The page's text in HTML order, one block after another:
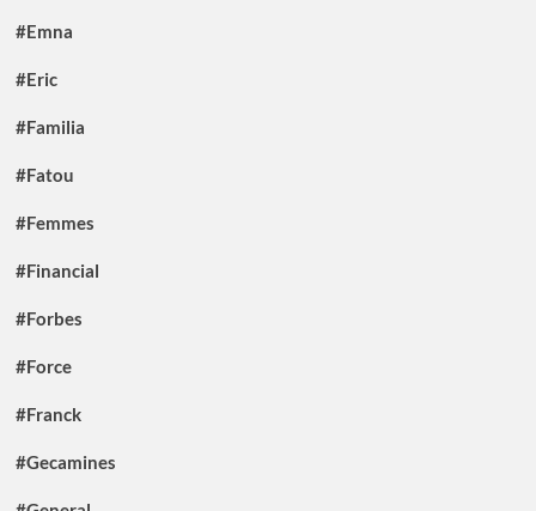
#Emna
#Eric
#Familia
#Fatou
#Femmes
#Financial
#Forbes
#Force
#Franck
#Gecamines